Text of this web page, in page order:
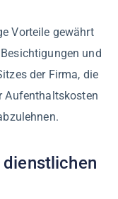
Vorteile gewährt
und
der Firma, die
Aufenthaltskosten